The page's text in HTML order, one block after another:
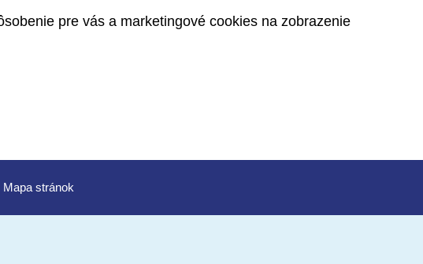
Mapa
pre vás a marketingové cookies na zobrazenie